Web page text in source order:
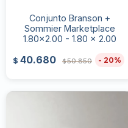
Conjunto Branson +
Sommier Marketplace
1.80x2.00 - 1.80 x 2.00
$ 40.680 $50.850 20